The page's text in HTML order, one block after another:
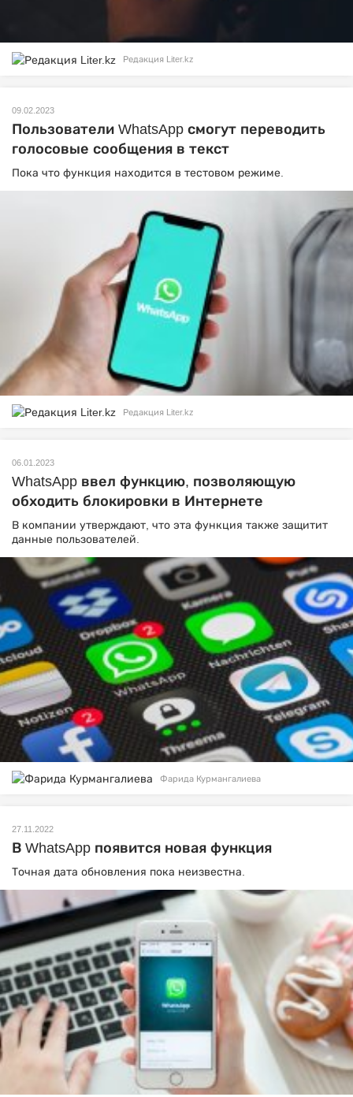
Редакция Liter.kz
09.02.2023
Пользователи WhatsApp смогут переводить
голосовые сообщения в текст
Пока что функция находится в тестовом режиме.
Редакция Liter.kz
06.01.2023
WhatsApp ввел функцию, позволяющую
обходить блокировки в Интернете
В компании утверждают, что эта функция также защитит
данные пользователей.
Фарида Курмангалиева
27.11.2022
В WhatsApp появится новая функция
Точная дата обновления пока неизвестна.